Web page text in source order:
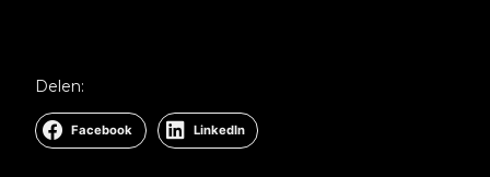
Delen:
Facebook LinkedIn